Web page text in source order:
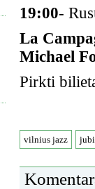
19:00-
La
Michael
Pirkti
vilnius jazz